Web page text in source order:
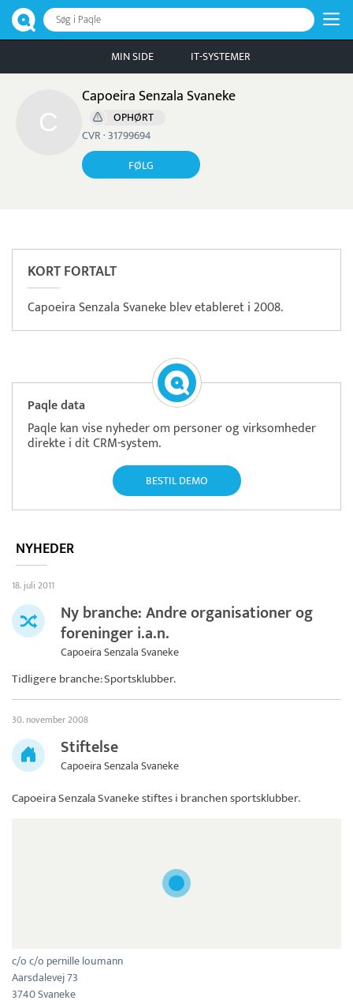
Søg i Paqle
MIN SIDE IT-SYSTEMER
Capoeira Senzala Svaneke
OPHØRT
CVR · 31799694
FØLG
KORT FORTALT
Capoeira Senzala Svaneke blev etableret i 2008.
Paqle data
Paqle kan vise nyheder om personer og virksomheder
direkte i dit CRM-system.
BESTIL DEMO
NYHEDER
18. juli 2011
Ny branche: Andre organisationer og
foreninger i.a.n.
Capoeira Senzala Svaneke
Tidligere branche: Sportsklubber.
30. november 2008
Stiftelse
Capoeira Senzala Svaneke
Capoeira Senzala Svanekestiftes i branchen sportsklubber.
c/o c/o pernille loumann
Aarsdalevej 73
3740 Svaneke